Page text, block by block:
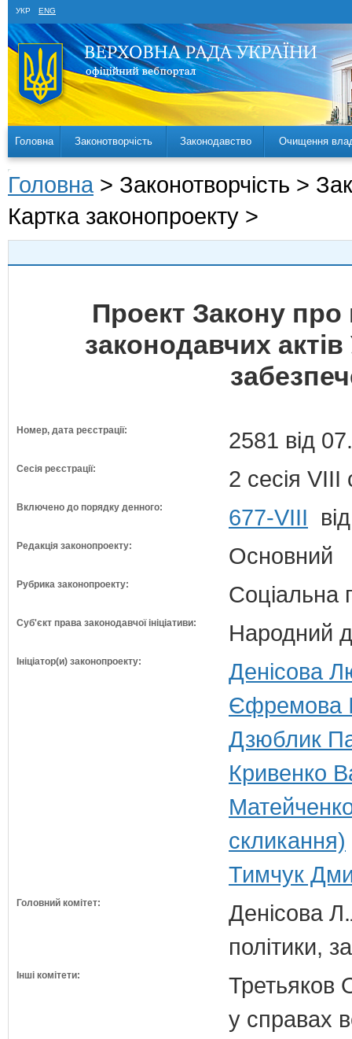
УКР ENG
Головна Законотворчість Законодавство Очищення
Головна > Законотворчість >
Картка законопроекту >
Проект Закону про
законодавчих
Номер, дата реєстрації: 2581 від
Сесія реєстрації: 2 сесія VIII
Включено до порядку денного: 677-VIII
Редакція законопроекту: Основний
Рубрика законопроекту: Соціальна
Суб'єкт права законодавчої ініціативи: Народний
Ініціатор(и) законопроекту:
Денісова
Єфремова
Дзюблик
Кривенко
скликання)
Тимчук
Головний комітет:
Денісова
політики,
Інші комітети:
Третьяков
у справах